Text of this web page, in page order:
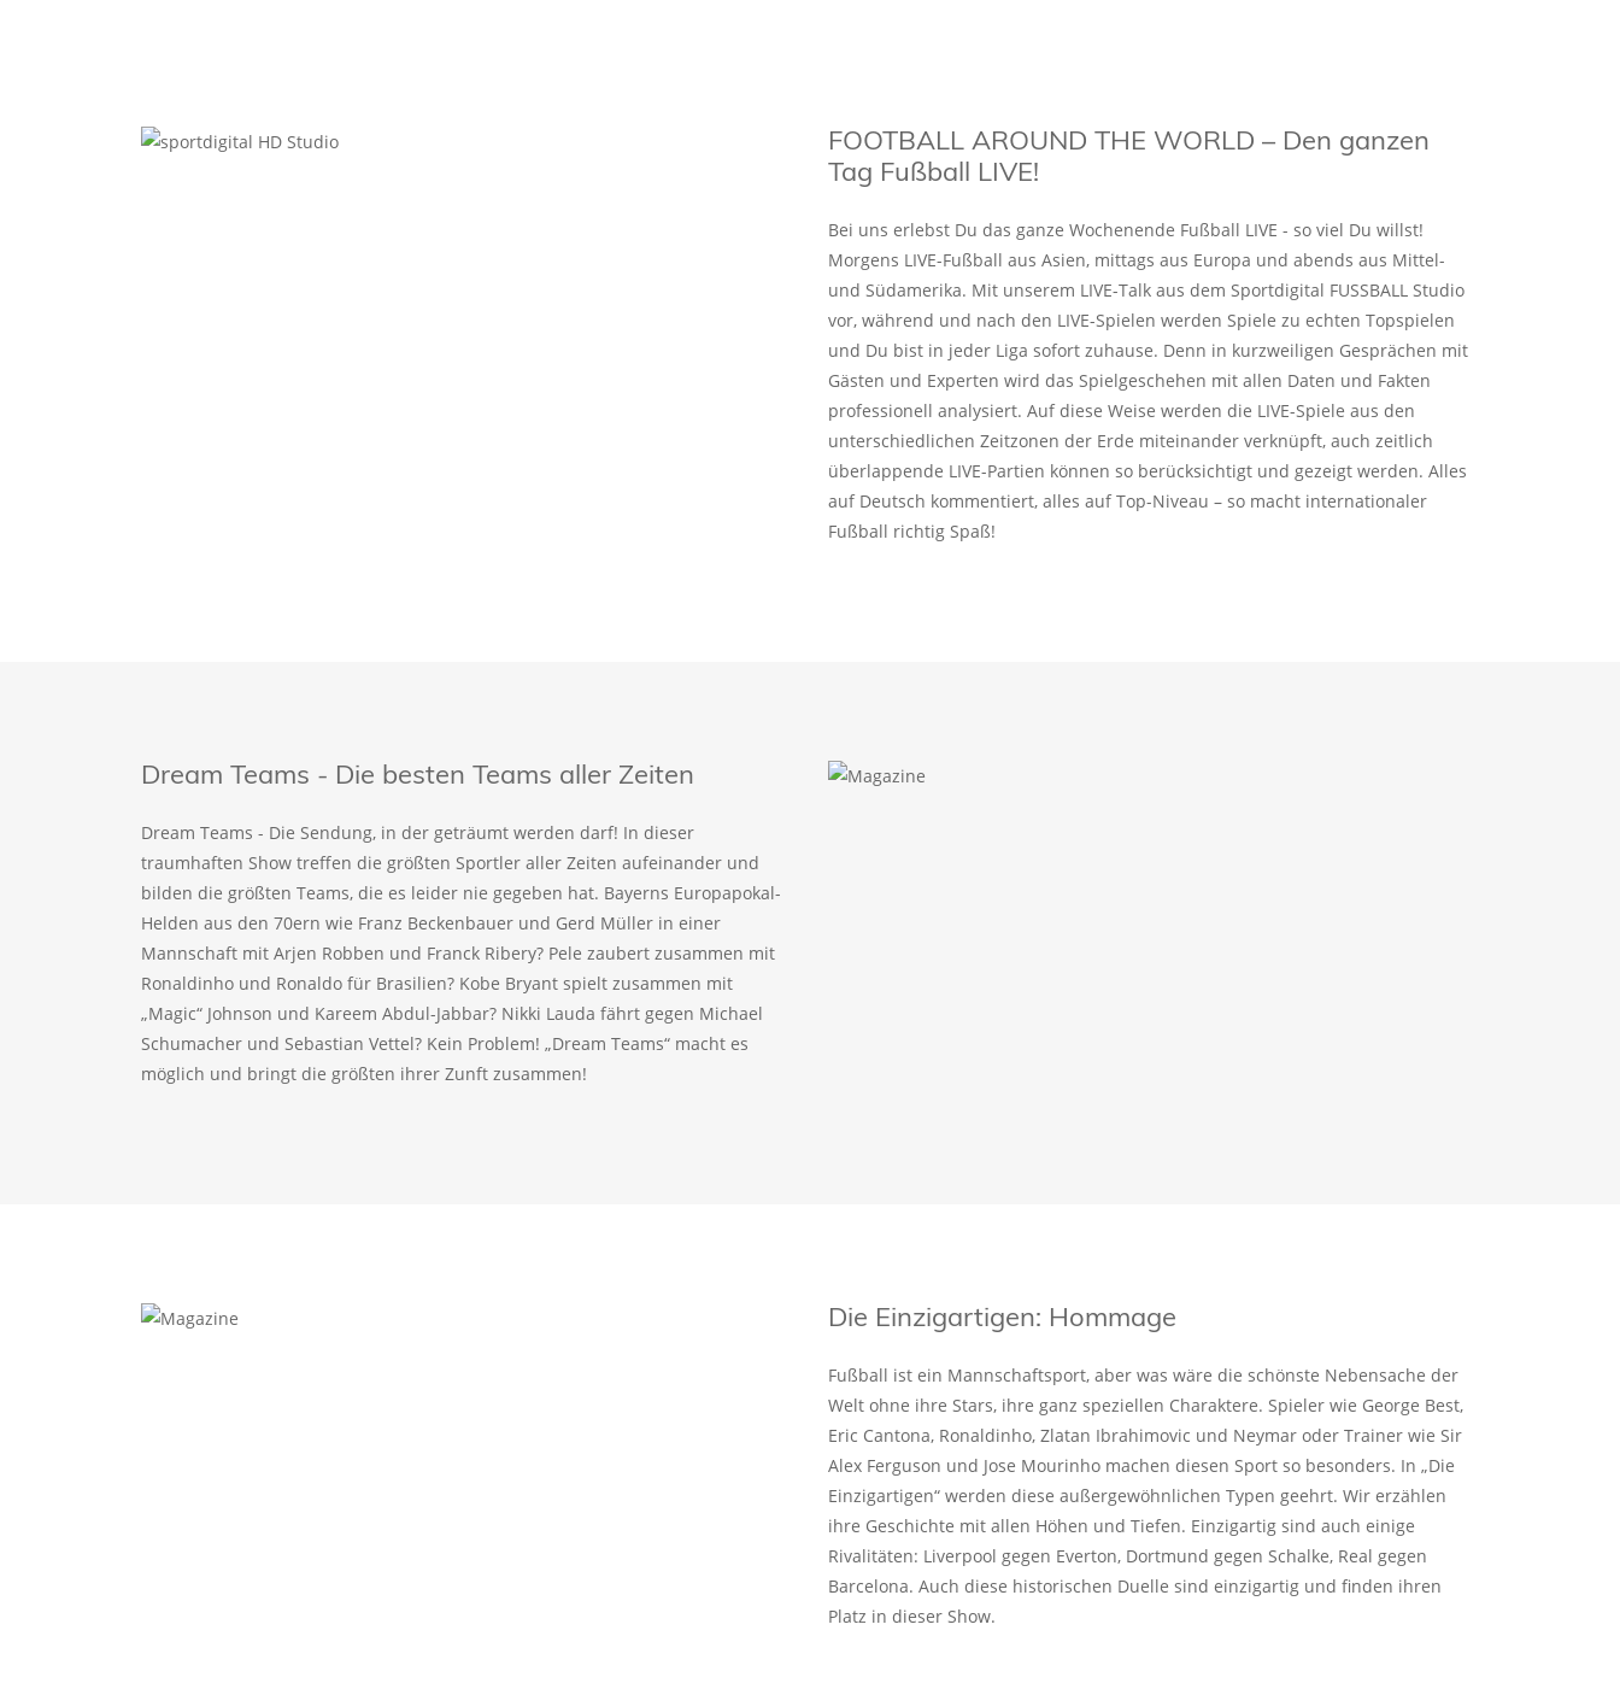
FOOTBALL AROUND THE WORLD – Den ganzen
Tag Fußball LIVE!
Bei uns erlebst Du das ganze Wochenende Fußball LIVE - so viel Du willst!
Morgens LIVE-Fußball aus Asien, mittags aus Europa und abends aus Mittel-
und Südamerika. Mit unserem LIVE-Talk aus dem Sportdigital FUSSBALL Studio
vor, während und nach den LIVE-Spielen werden Spiele zu echten Topspielen
und Du bist in jeder Liga sofort zuhause. Denn in kurzweiligen Gesprächen mit
Gästen und Experten wird das Spielgeschehen mit allen Daten und Fakten
professionell analysiert. Auf diese Weise werden die LIVE-Spiele aus den
unterschiedlichen Zeitzonen der Erde miteinander verknüpft, auch zeitlich
überlappende LIVE-Partien können so berücksichtigt und gezeigt werden. Alles
auf Deutsch kommentiert, alles auf Top-Niveau – so macht internationaler
Fußball richtig Spaß!
Dream Teams - Die besten Teams aller Zeiten
Dream Teams - Die Sendung, in der geträumt werden darf! In dieser
traumhaften Show treffen die größten Sportler aller Zeiten aufeinander und
bilden die größten Teams, die es leider nie gegeben hat. Bayerns Europapokal-
Helden aus den 70ern wie Franz Beckenbauer und Gerd Müller in einer
Mannschaft mit Arjen Robben und Franck Ribery? Pele zaubert zusammen mit
Ronaldinho und Ronaldo für Brasilien? Kobe Bryant spielt zusammen mit
„Magic“ Johnson und Kareem Abdul-Jabbar? Nikki Lauda fährt gegen Michael
Schumacher und Sebastian Vettel? Kein Problem! „Dream Teams“ macht es
möglich und bringt die größten ihrer Zunft zusammen!
Die Einzigartigen: Hommage
Fußball ist ein Mannschaftsport, aber was wäre die schönste Nebensache der
Welt ohne ihre Stars, ihre ganz speziellen Charaktere. Spieler wie George Best,
Eric Cantona, Ronaldinho, Zlatan Ibrahimovic und Neymar oder Trainer wie Sir
Alex Ferguson und Jose Mourinho machen diesen Sport so besonders. In „Die
Einzigartigen“ werden diese außergewöhnlichen Typen geehrt. Wir erzählen
ihre Geschichte mit allen Höhen und Tiefen. Einzigartig sind auch einige
Rivalitäten: Liverpool gegen Everton, Dortmund gegen Schalke, Real gegen
Barcelona. Auch diese historischen Duelle sind einzigartig und finden ihren
Platz in dieser Show.